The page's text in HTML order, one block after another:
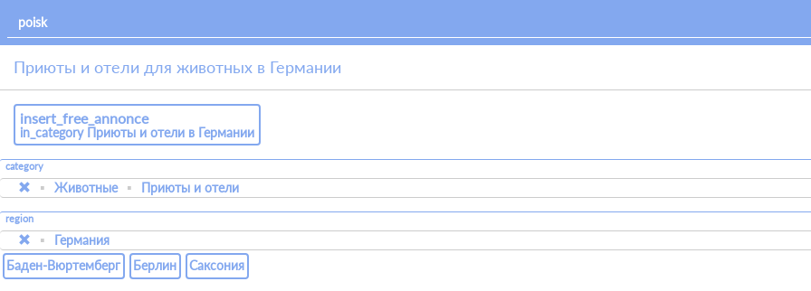
Приюты и отели для животных в Германии
insert_free_annonce
in_category Приюты и отели в Германии
category
Животные Приюты и отели
region
Германия
Баден-Вюртемберг
Берлин Саксония